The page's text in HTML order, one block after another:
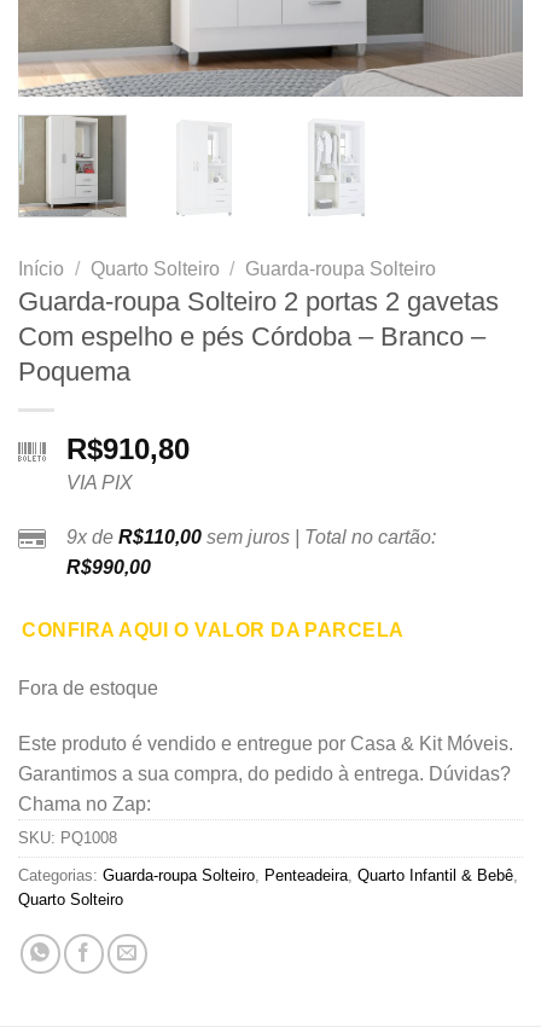
Início / Quarto Solteiro / Guarda-roupa Solteiro
Guarda-roupa Solteiro 2 portas 2 gavetas
Com espelho e pés Córdoba – Branco –
Poquema
R$910,80
VIA PIX
9x de R$110,00 sem juros | Total no cartão:
R$990,00
CONFIRA AQUI O VALOR DA PARCELA
Fora de estoque
Este produto é vendido e entregue por Casa & Kit Móveis.
Garantimos a sua compra, do pedido à entrega. Dúvidas?
Chama no Zap:
SKU: PQ1008
Categorias: Guarda-roupa Solteiro Penteadeira Quarto Infantil & Bebê
Quarto Solteiro